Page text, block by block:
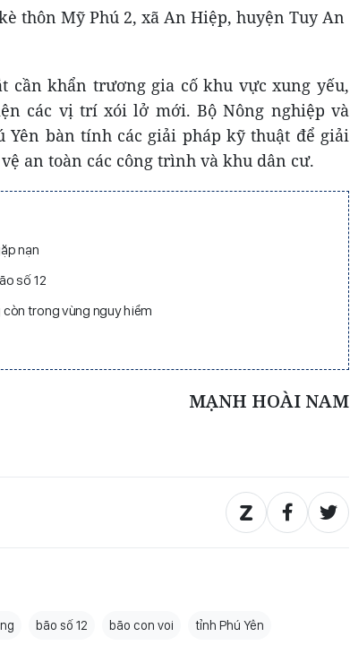
thôn Mỹ Phú 2, xã An Hiệp, huyện Tuy An
cần khẩn trương gia cố khu vực xung yếu,
các vị trí xói lở mới. Bộ Nông nghiệp và
Yên bàn tính các giải pháp kỹ thuật để giải
an toàn các công trình và khu dân cư.
nạn
số 12
còn trong vùng nguy hiểm
MẠNH HOÀI NAM
bão số 12 bão con voi tỉnh Phú Yên